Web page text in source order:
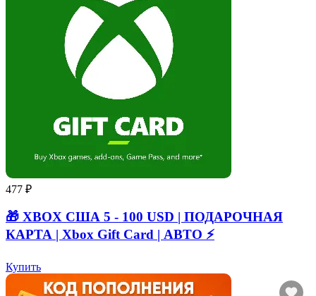
477 ₽
🎁 XBOX США 5 - 100 USD | ПОДАРОЧНАЯ
КАРТА | Xbox Gift Card | АВТО ⚡
Купить